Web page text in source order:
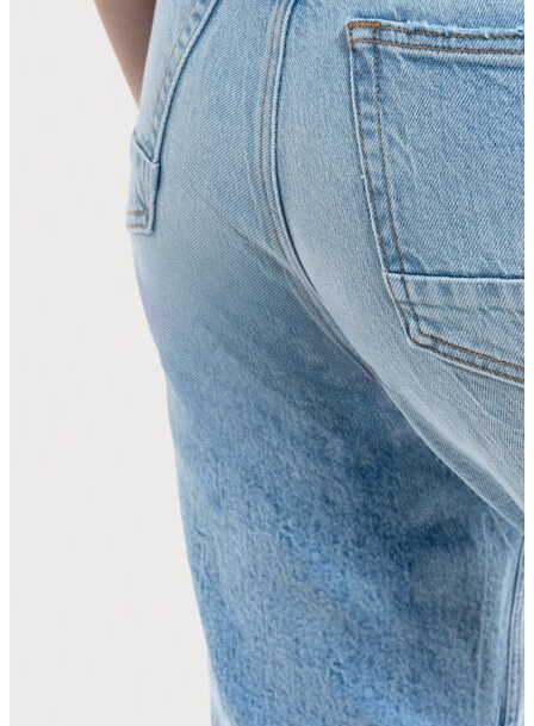
Atlet
Elbise
Eşofman Altı
Mont
Kazak
Yelek
Yağmurluk
Trenchcoat
Kaban
ERKEK
ERKEK
Jean Pantolon
Pantolon
Sweatshirt
Gömlek
Ceket
Eşofman Altı
T-shirt
Polo K.Kol
Hırka
Kazak
Mont
Kaban
Trenchcoat
Öne Çıkanlar
Öne Çıkanlar
Yaz Ürünleri
İndirimdekiler